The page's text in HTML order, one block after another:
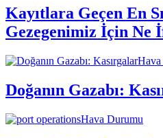
Kayıtlara Geçen En
Gezegenimiz İçin Ne
Doğanın Gazabı:
Hava Durumu